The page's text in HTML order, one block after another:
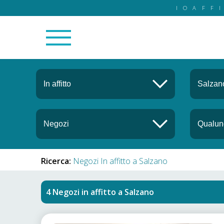
Ricerca: Negozi In affitto a Salzano
Negozi in affitto a Salzano